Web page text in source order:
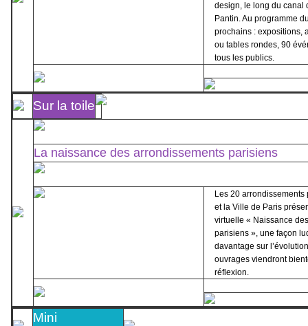
design, le long du canal
Pantin. Au programme
prochains : expositions,
ou tables rondes, 90
tous les publics.
Sur la toile
La naissance des arrondissements parisiens
Les 20
et la Ville de Paris
virtuelle « Naissance
parisiens », une façon
davantage sur
ouvrages viendront
réflexion.
Mini